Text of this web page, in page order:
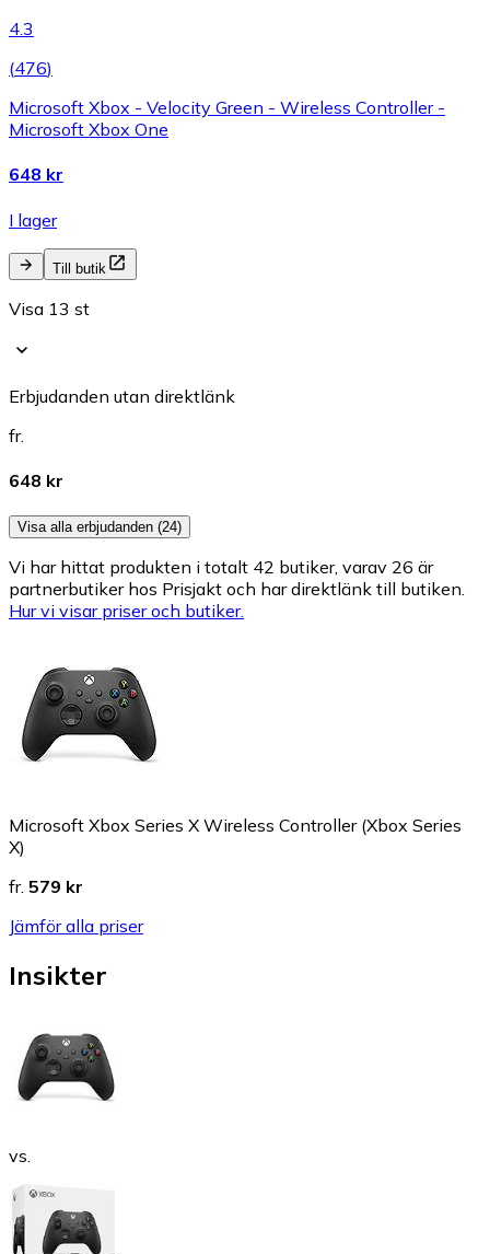
4.3
(476)
Microsoft Xbox - Velocity Green - Wireless Controller -
Microsoft Xbox One
648 kr
I lager
Till butik
Visa 13 st
Erbjudanden utan direktlänk
fr.
648 kr
Visa alla erbjudanden (24)
Vi har hittat produkten i totalt 42 butiker, varav 26 är
partnerbutiker hos Prisjakt och har direktlänk till butiken.
Hur vi visar priser och butiker.
Microsoft Xbox Series X Wireless Controller (Xbox Series
X)
fr. 579 kr
Jämför alla priser
Insikter
vs.